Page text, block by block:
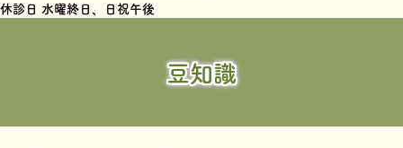
休診日 水曜終日、日祝午後
豆知識